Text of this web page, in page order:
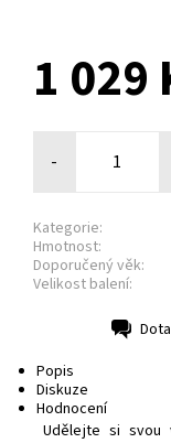
1 029
-
Kategorie:
Hmotnost:
Doporučený věk:
Velikost balení:
Popis
Diskuze
Hodnocení
Udělejte si svou